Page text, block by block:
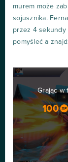
murem może
sojusznika.
przez 4 sekundy
pomyśleć a
Grając w
100